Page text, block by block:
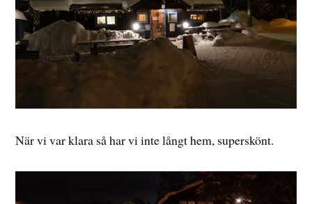
När vi var klara så har vi inte långt hem, superskönt.